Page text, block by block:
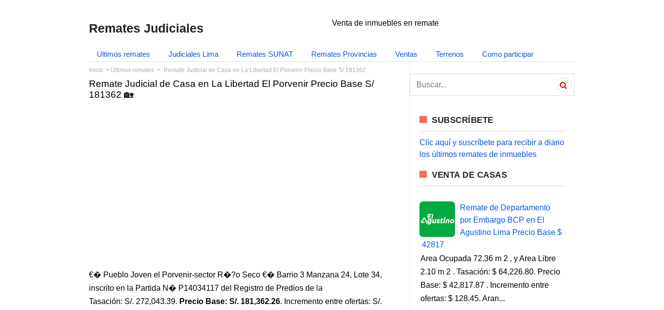
Remates Judiciales Venta de inmuebles en remate
Ultimos remates Judiciales Lima Remates SUNAT Remates Provincias Ventas Terrenos Como participar
Inicio Últimos remates Remate Judicial de Casa en La Libertad El Porvenir Precio Base S/ 181362
Remate Judicial de Casa en La Libertad El Porvenir Precio Base S/
181362 🏡
€� Pueblo Joven el Porvenir-sector R�?o Seco €� Barrio 3 Manzana 24, Lote 34,
inscrito en la Partida N� P14034117 del Registro de Predios de la
Tasación: S/. 272,043.39. Precio Base: S/. 181,362.26. Incremento entre ofertas: S/.
a
SUBSCRÍBETE
Clic aquí y suscríbete para recibir a diario
los últimos remates de inmuebles
VENTA DE CASAS
Remate de Departamento
por Embargo BCP en El
Agustino Lima Precio Base $
42817
Area Ocupada 72.36 m 2 , y Area Libre
2.10 m 2 . Tasación: $ 64,226.80. Precio
Base: $ 42,817.87 . Incremento entre
ofertas: $ 128.45. Aran...